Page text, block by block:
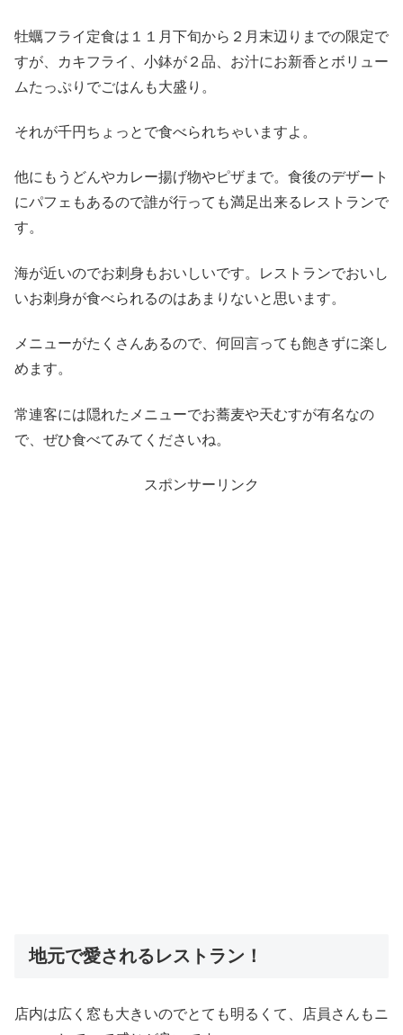
牡蠣フライ定食は１１月下旬から２月末辺りまでの限定で
すが、カキフライ、小鉢が２品、お汁にお新香とボリュー
ムたっぷりでごはんも大盛り。
それが千円ちょっとで食べられちゃいますよ。
他にもうどんやカレー揚げ物やピザまで。食後のデザート
にパフェもあるので誰が行っても満足出来るレストランで
す。
海が近いのでお刺身もおいしいです。レストランでおいし
いお刺身が食べられるのはあまりないと思います。
メニューがたくさんあるので、何回言っても飽きずに楽し
めます。
常連客には隠れたメニューでお蕎麦や天むすが有名なの
で、ぜひ食べてみてくださいね。
スポンサーリンク
地元で愛されるレストラン！
店内は広く窓も大きいのでとても明るくて、店員さんもニ